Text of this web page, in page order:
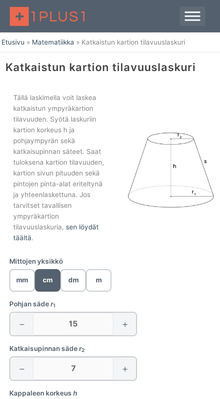
sisältöön
Etusivu Matematiikka Katkaistun kartion tilavuuslaskuri
Katkaistun kartion tilavuuslaskuri
Tällä laskimella voit laskea
katkaistun ympyräkartion
tilavuuden. Syötä laskuriin
kartion korkeus h ja
pohjaympyrän sekä
katkaisupinnan säteet. Saat
tuloksena kartion tilavuuden,
kartion sivun pituuden sekä
pintojen pinta-alat eriteltynä
ja yhteenlaskettuna. Jos
tarvitset tavallisen
ympyräkartion
tilavuuslaskuria, sen löydät
täältä.
Mittojen yksikkö
mm cm dm m
Pohjan säder1
− +
Katkaisupinnan säder2
− +
Kappaleen korkeush